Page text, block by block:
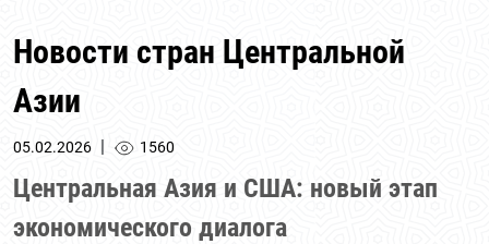
Новости стран Центральной
Азии
05.02.2026 | 1560
Центральная Азия и США: новый этап
экономического диалога